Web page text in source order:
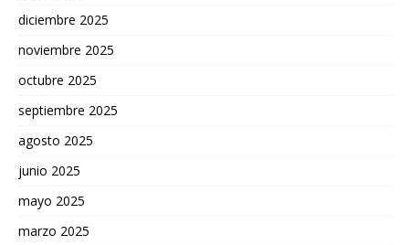
diciembre 2025
noviembre 2025
octubre 2025
septiembre 2025
agosto 2025
junio 2025
mayo 2025
marzo 2025